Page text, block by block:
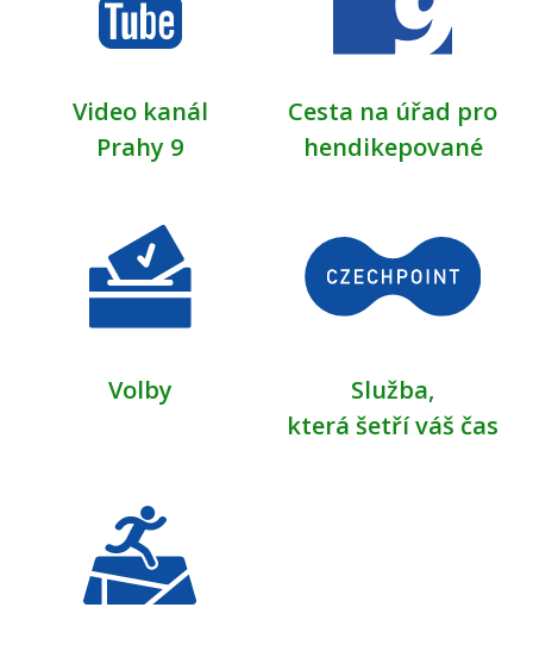
Video kanál
Prahy 9
Cesta na úřad pro
hendikepované
Volby
Služba,
která šetří váš čas